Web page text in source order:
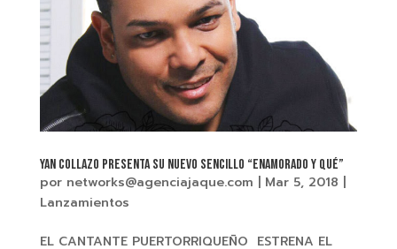
YAN COLLAZO Presenta su nuevo sencillo “ENAMORADO Y QUÉ”
por networks@agenciajaque.com | Mar 5, 2018 |
Lanzamientos
EL CANTANTE PUERTORRIQUEÑO ESTRENA EL